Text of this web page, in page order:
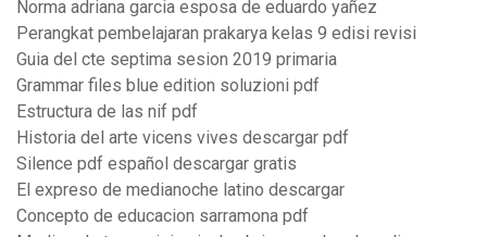
Norma adriana garcia esposa de eduardo yañez
Perangkat pembelajaran prakarya kelas 9 edisi revisi
Guia del cte septima sesion 2019 primaria
Grammar files blue edition soluzioni pdf
Estructura de las nif pdf
Historia del arte vicens vives descargar pdf
Silence pdf español descargar gratis
El expreso de medianoche latino descargar
Concepto de educacion sarramona pdf